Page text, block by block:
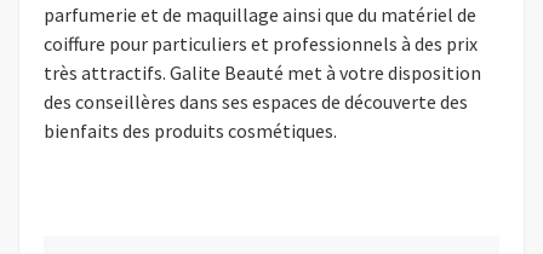
parfumerie et de maquillage ainsi que du matériel de
coiffure pour particuliers et professionnels à des prix
très attractifs. Galite Beauté met à votre disposition
des conseillères dans ses espaces de découverte des
bienfaits des produits cosmétiques.